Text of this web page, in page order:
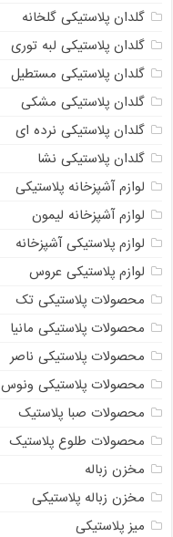
گلدان پلاستیکی گلخانه
گلدان پلاستیکی لبه توری
گلدان پلاستیکی مستطیل
گلدان پلاستیکی مشکی
گلدان پلاستیکی نرده ای
گلدان پلاستیکی نشا
لوازم آشپزخانه پلاستیکی
لوازم آشپزخانه لیمون
لوازم پلاستیکی آشپزخانه
لوازم پلاستیکی عروس
محصولات پلاستیکی تک
محصولات پلاستیکی مانیا
محصولات پلاستیکی ناصر
محصولات پلاستیکی ونوس
محصولات صبا پلاستیک
محصولات طلوع پلاستیک
مخزن زباله
مخزن زباله پلاستیکی
میز پلاستیکی